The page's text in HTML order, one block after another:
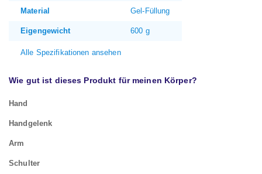
Material Gel-Füllung
Eigengewicht 600 g
Alle Spezifikationen ansehen
Wie gut ist dieses Produkt für meinen Körper?
Hand
Handgelenk
Arm
Schulter